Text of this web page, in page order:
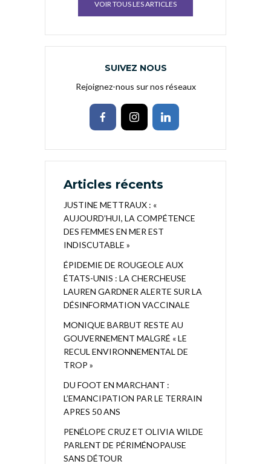
VOIR TOUS LES ARTICLES
SUIVEZ NOUS
Rejoignez-nous sur nos réseaux
Articles récents
JUSTINE METTRAUX : «
AUJOURD’HUI, LA COMPÉTENCE
DES FEMMES EN MER EST
INDISCUTABLE »
ÉPIDEMIE DE ROUGEOLE AUX
ÉTATS-UNIS : LA CHERCHEUSE
LAUREN GARDNER ALERTE SUR LA
DÉSINFORMATION VACCINALE
MONIQUE BARBUT RESTE AU
GOUVERNEMENT MALGRÉ « LE
RECUL ENVIRONNEMENTAL DE
TROP »
DU FOOT EN MARCHANT :
L’EMANCIPATION PAR LE TERRAIN
APRES 50 ANS
PENÉLOPE CRUZ ET OLIVIA WILDE
PARLENT DE PÉRIMÉNOPAUSE
SANS DÉTOUR